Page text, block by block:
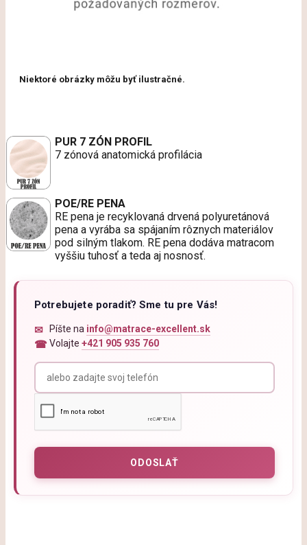
Niektoré obrázky môžu byť ilustračné.
PUR 7 ZÓN PROFIL
7 zónová anatomická profilácia
POE/RE PENA
RE pena je recyklovaná drvená polyuretánová
pena a vyrába sa spájaním rôznych materiálov
pod silným tlakom. RE pena dodáva matracom
vyššiu tuhosť a teda aj nosnosť.
Potrebujete poradiť? Sme tu pre Vás!
Píšte na info@matrace-excellent.sk
Volajte +421 905 935 760